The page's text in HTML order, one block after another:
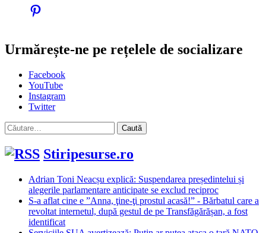
Urmărește-ne pe rețelele de socializare
Facebook
YouTube
Instagram
Twitter
Caută
după:
Stiripesurse.ro
Adrian Toni Neacșu explică: Suspendarea președintelui și
alegerile parlamentare anticipate se exclud reciproc
S-a aflat cine e ”Anna, ţine-ţi prostul acasă!” - Bărbatul care a
revoltat internetul, după gestul de pe Transfăgărășan, a fost
identificat